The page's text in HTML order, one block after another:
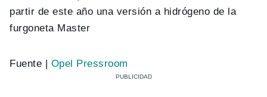
partir de este año una versión a hidrógeno de la
furgoneta Master
Fuente | Opel Pressroom